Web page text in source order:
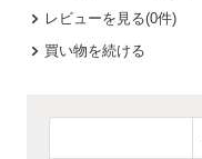
レビューを見る(0件)
買い物を続ける